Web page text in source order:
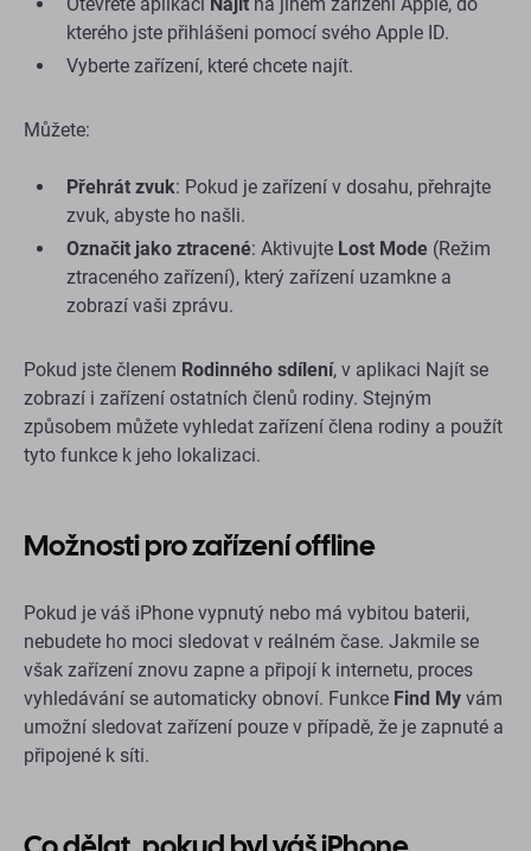
kterého jste přihlášeni pomocí svého Apple ID.
Vyberte zařízení, které chcete najít.
Můžete:
Přehrát zvuk: Pokud je zařízení v dosahu, přehrajte
zvuk, abyste ho našli.
Označit jako ztracené: Aktivujte Lost Mode (Režim
ztraceného zařízení), který zařízení uzamkne a
zobrazí vaši zprávu.
Pokud jste členem Rodinného sdílení, v aplikaci Najít se
zobrazí i zařízení ostatních členů rodiny. Stejným
způsobem můžete vyhledat zařízení člena rodiny a použít
tyto funkce k jeho lokalizaci.
Možnosti pro zařízení offline
Pokud je váš iPhone vypnutý nebo má vybitou baterii,
nebudete ho moci sledovat v reálném čase. Jakmile se
však zařízení znovu zapne a připojí k internetu, proces
vyhledávání se automaticky obnoví. Funkce Find My vám
umožní sledovat zařízení pouze v případě, že je zapnuté a
připojené k síti.